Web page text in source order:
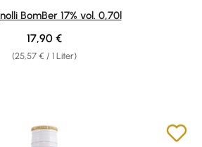
von 4.4 von 5 Sternen
BomBer 17% vol. 0,70l
(25,57 € / 1 Liter)
Regulärer Preis:
17,90 €